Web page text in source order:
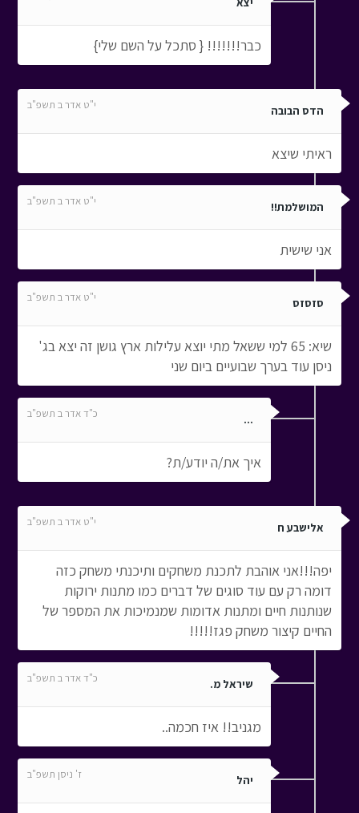
כבר!!!!!!! { סתכל על השם שלי}
הדס הבובה י"ט אדר ב תשפ"ב
ראיתי שיצא
המושלמת!! י"ט אדר ב תשפ"ב
אני שישית
סזסזס י"ט אדר ב תשפ"ב
שיא: 65 למי ששאל מתי יוצא עלילות ארץ גושן זה יצא בג'
ניסן עוד בערך שבועיים ביום שני
... כ"ד אדר ב תשפ"ב
איך את/ה יודע/ת?
אלישבע ח י"ט אדר ב תשפ"ב
יפה!!!אני אוהבת לתכנת משחקים ותיכנתי משחק כזה
דומה רק עם עוד סוגים של דברים כמו מתנות ירוקות
שנותנות חיים ומתנות אדומות שמנמיכות את המספר של
החיים קיצור משחק פגז!!!!!
שיראל מ. כ"ד אדר ב תשפ"ב
מגניב!! איז חכמה..
יהל ז' ניסן תשפ"ב